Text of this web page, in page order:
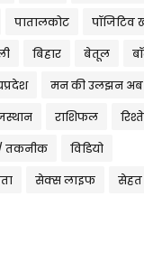
पातालकोट पॉजिटिव
बिहार बेतूल
मन की उलझन
राशिफल
तकनीक विडियो
सेक्स लाइफ सेहत